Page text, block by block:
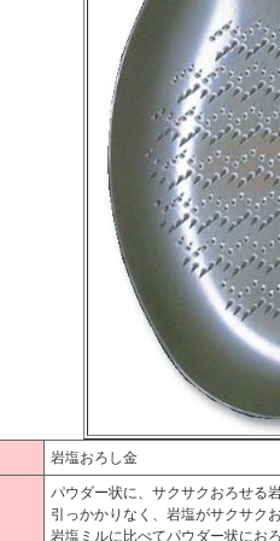
岩塩おろし金
パウダー状に、サクサクおろせる
引っかかりなく、岩塩がサクサク
岩塩ミルに比べてパウダー状にお